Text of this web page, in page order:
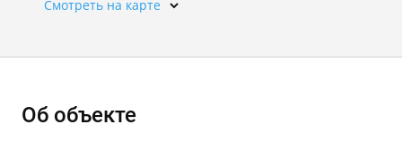
Смотреть на карте
Об объекте